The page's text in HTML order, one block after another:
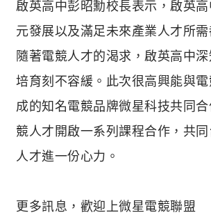
啟英高中彭昭勳校長表示，啟英
元發展以及滿足未來產業人才所需
隨著電競人才的渴求，啟英高中
培育刻不容緩。此次很高興能與
成的知名電競品牌微星科技共同
競人才開啟一系列課程合作，共
人才進一份心力。
更多訊息，歡迎上微星電競聯盟